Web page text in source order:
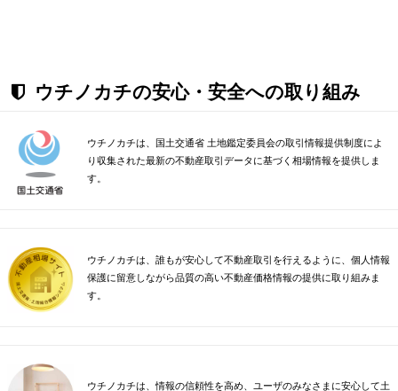
ウチノカチの安心・安全への取り組み
ウチノカチは、国土交通省 土地鑑定委員会の取引情報提供制度によ
り収集された最新の不動産取引データに基づく相場情報を提供しま
す。
ウチノカチは、誰もが安心して不動産取引を行えるように、個人情報
保護に留意しながら品質の高い不動産価格情報の提供に取り組みま
す。
ウチノカチは、情報の信頼性を高め、ユーザのみなさまに安心して土